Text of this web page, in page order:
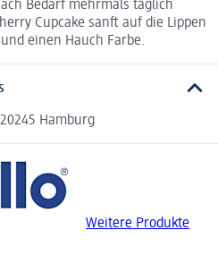
Bedarf mehrmals täglich
Cupcake sanft auf die Lippen
einen Hauch Farbe.
Hamburg
Weitere Produkte